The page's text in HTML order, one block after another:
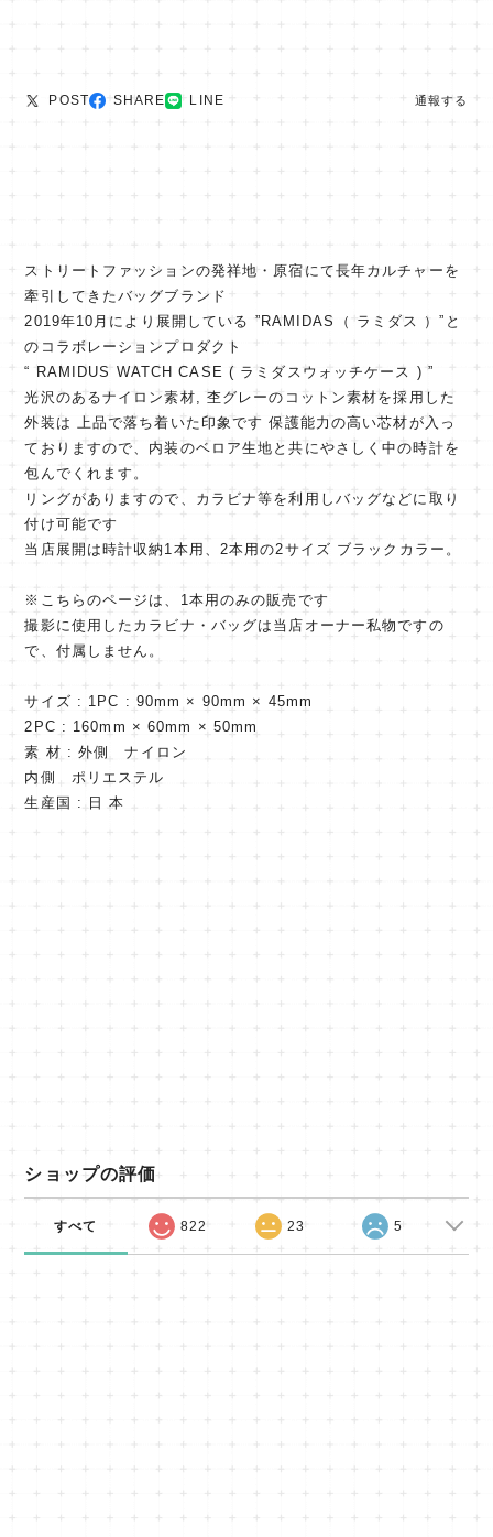
POST SHARE LINE 通報する
ストリートファッションの発祥地・原宿にて長年カルチャーを
牽引してきたバッグブランド
2019年10月により展開している ”RAMIDAS（ ラミダス ）”と
のコラボレーションプロダクト
“ RAMIDUS WATCH CASE ( ラミダスウォッチケース ) ”
光沢のあるナイロン素材, 杢グレーのコットン素材を採用した
外装は 上品で落ち着いた印象です 保護能力の高い芯材が入っ
ておりますので、内装のベロア生地と共にやさしく中の時計を
包んでくれます。
リングがありますので、カラビナ等を利用しバッグなどに取り
付け可能です
当店展開は時計収納1本用、2本用の2サイズ ブラックカラー。
※こちらのページは、1本用のみの販売です
撮影に使用したカラビナ・バッグは当店オーナー私物ですの
で、付属しません。
サイズ : 1PC : 90mm × 90mm × 45mm
2PC : 160mm × 60mm × 50mm
素 材 : 外側 ナイロン
内側 ポリエステル
生産国 : 日 本
ショップの評価
すべて 822 23 5